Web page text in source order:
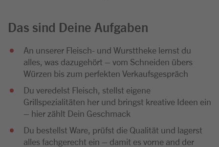
Das sind Deine Aufgaben
An unserer Fleisch- und Wursttheke lernst du
alles, was dazugehört – vom Schneiden übers
Würzen bis zum perfekten Verkaufsgespräch
Du veredelst Fleisch, stellst eigene
Grillspezialitäten her und bringst kreative Ideen ein
– hier zählt Dein Geschmack
Du bestellst Ware, prüfst die Qualität und lagerst
alles fachgerecht ein – damit es vorne and der